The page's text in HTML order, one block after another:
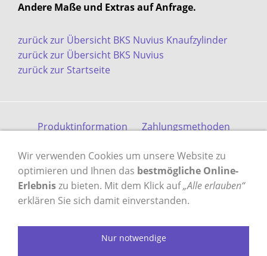
Andere Maße und Extras auf Anfrage.
zurück zur Übersicht BKS Nuvius Knaufzylinder
zurück zur Übersicht BKS Nuvius
zurück zur Startseite
Produktinformation
Zahlungsmethoden
Datenschutz
Impressum
VERTRAG WIDERRUFEN
Wir verwenden Cookies um unsere Website zu
optimieren und Ihnen das bestmögliche Online-
Erlebniszu bieten. Mit dem Klick auf„Alle erlauben“
erklären Sie sich damit einverstanden.
Nur notwendige